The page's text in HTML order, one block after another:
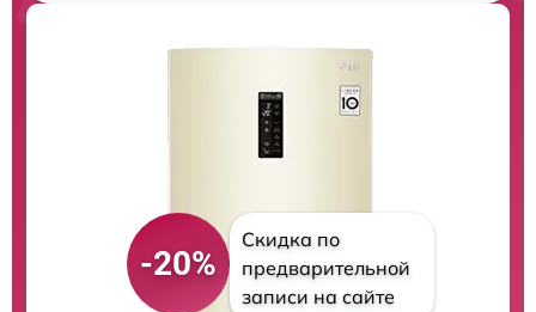
-20%
Скидка по
предварительной
записи на сайте